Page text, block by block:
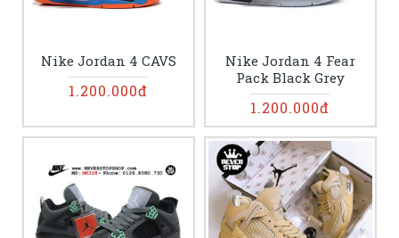
Nike Jordan 4 CAVS
1.200.000đ
Nike Jordan 4 Fear
Pack Black Grey
1.200.000đ